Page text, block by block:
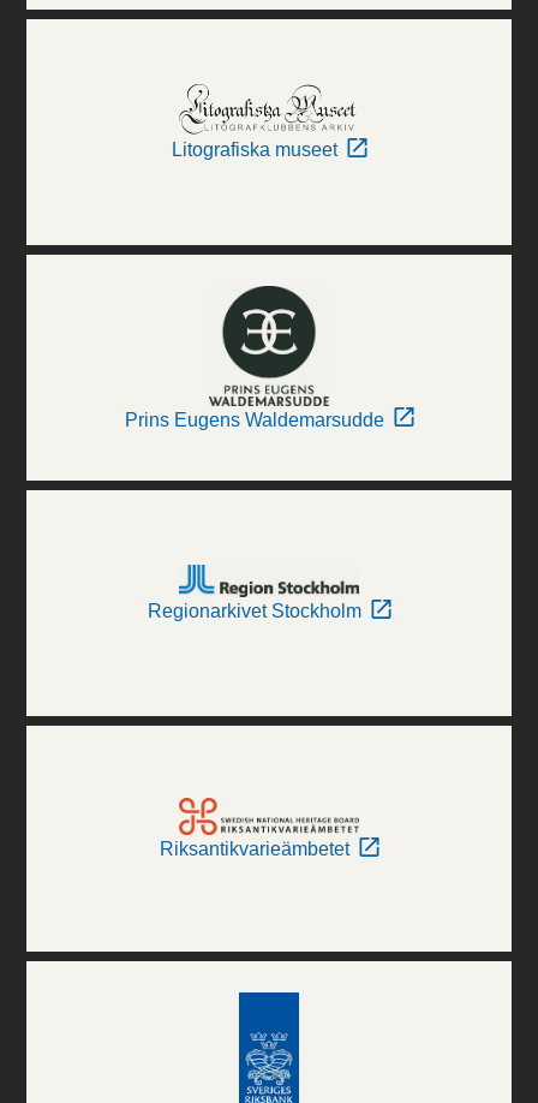
Litografiska museet
Prins Eugens Waldemarsudde
Regionarkivet Stockholm
Riksantikvarieämbetet